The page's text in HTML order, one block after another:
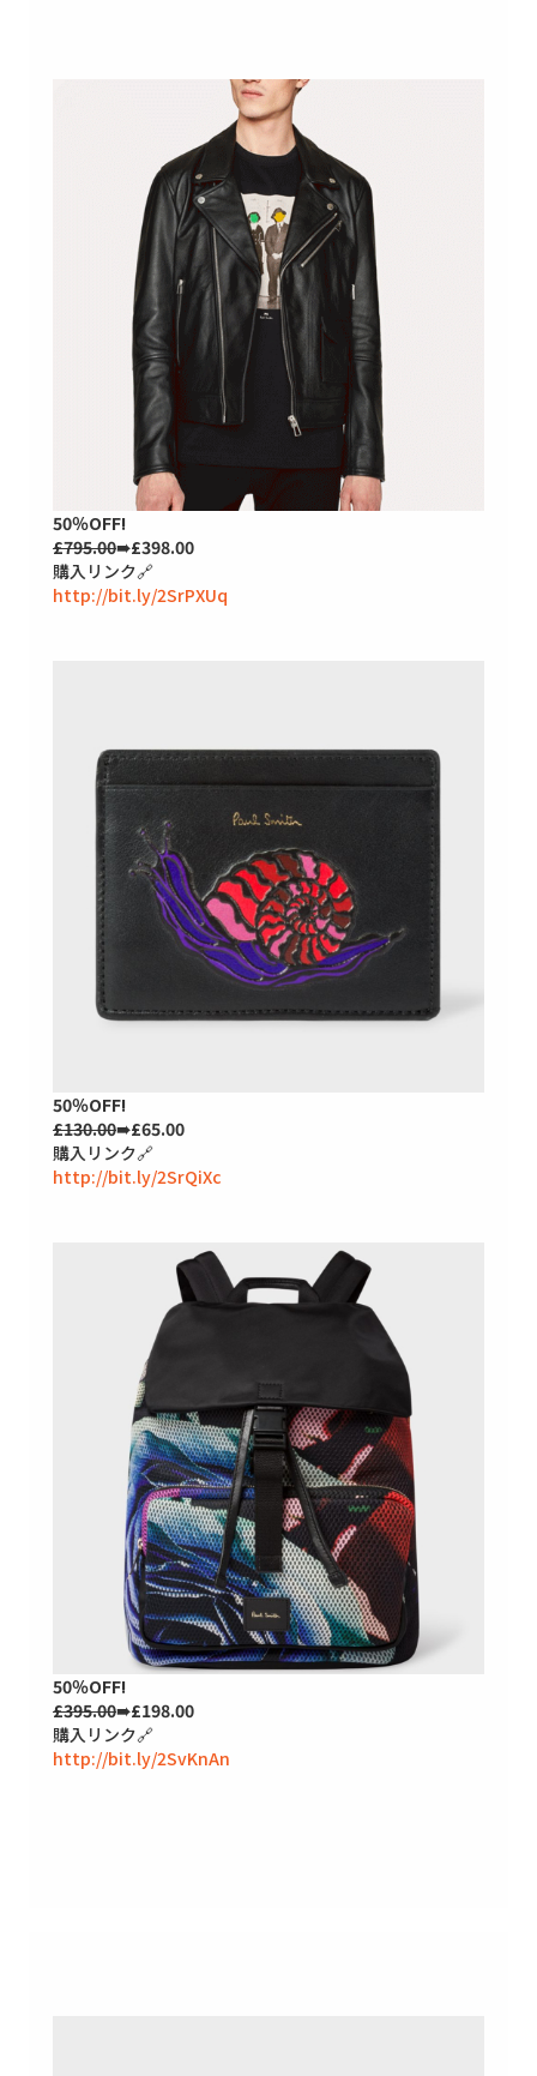
50％OFF!
£795.00➠£398.00
購入リンク🔗
http://bit.ly/2SrPXUq
50％OFF!
£130.00➠£65.00
購入リンク🔗
http://bit.ly/2SrQiXc
50％OFF!
£395.00➠£198.00
購入リンク🔗
http://bit.ly/2SvKnAn